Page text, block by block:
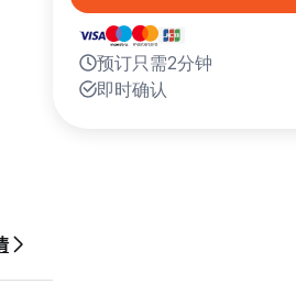
预订只需2分钟
即时确认